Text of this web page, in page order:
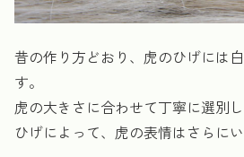
昔の作り方どおり、虎のひげには
す。
虎の大きさに合わせて丁寧に選別
ひげによって、虎の表情はさらに